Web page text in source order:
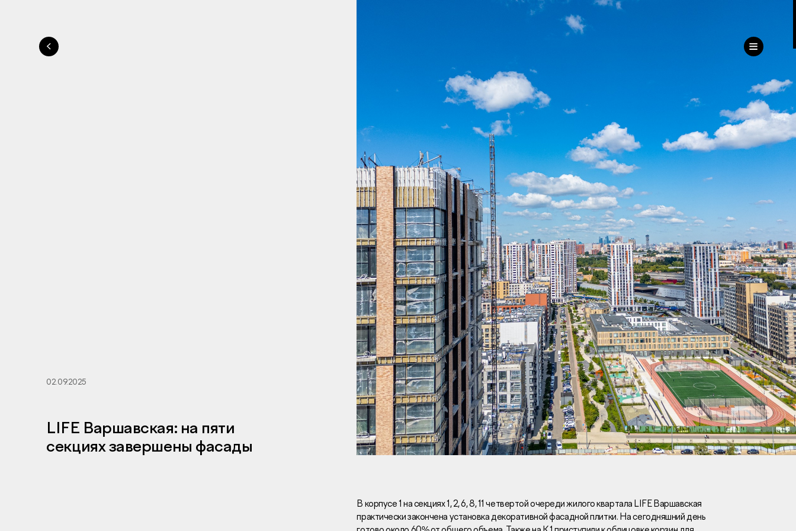
Проекты
Жилая недвижимость
Коммерческая недвижимость
О компании
Дирекция
клиентского сервиса
Инвесторам
Вакансии
Брокерам
Новости
Тендеры
Контакты
Раскрытие информации
Правовая информация
Отдел продаж Глaвный oфиc
02.09.2025
LIFE Варшавская: на пяти
секциях завершены фасады
В корпусе 1 на секциях 1, 2, 6, 8, 11 четвертой очереди жилого квартала LIFE Варшавская
практически закончена установка декоративной фасадной плитки. На сегодняшний день